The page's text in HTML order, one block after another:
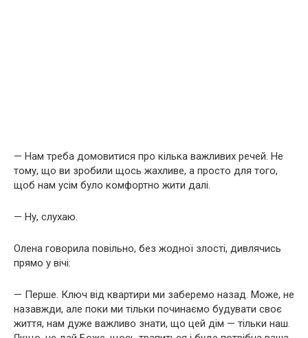
— Нам треба домовитися про кілька важливих речей. Не
тому, що ви зробили щось жахливе, а просто для того,
щоб нам усім було комфортно жити далі.
— Ну, слухаю.
Олена говорила повільно, без жодної злості, дивлячись
прямо у вічі:
— Перше. Ключ від квартири ми заберемо назад. Може, не
назавжди, але поки ми тільки починаємо будувати своє
життя, нам дуже важливо знати, що цей дім — тільки наш.